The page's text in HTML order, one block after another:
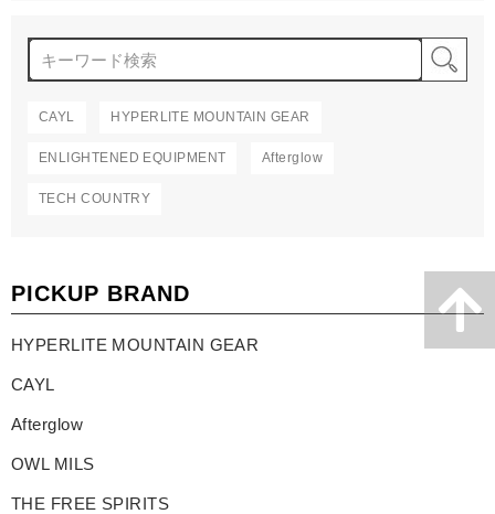
CAYL HYPERLITE MOUNTAIN GEAR
ENLIGHTENED EQUIPMENT Afterglow
TECH COUNTRY
PICKUP BRAND
HYPERLITE MOUNTAIN GEAR
CAYL
Afterglow
OWL MILS
THE FREE SPIRITS